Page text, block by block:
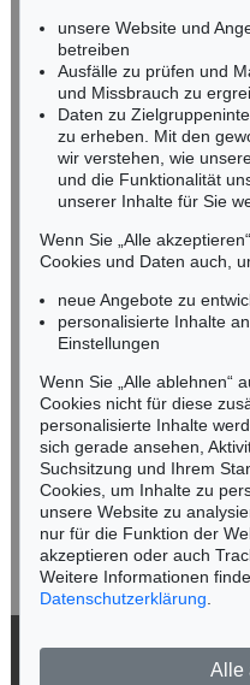
Miriam
Tel.: +49 (0)62
Fax: +49 (0)62
Nico
Mobil: +49
Keine Auktion
Wir
Jetzt zum
unsere Website und
betreiben
Ausfälle zu prüfen und
und Missbrauch zu
Daten zu
zu erheben. Mit den
wir verstehen, wie
und die Funktionalität
unserer Inhalte für Sie
Wenn Sie „Alle
Cookies und Daten auch,
neue Angebote zu
personalisierte Inhalte
Einstellungen
Wenn Sie „Alle ablehnen“
Cookies nicht für diese
personalisierte Inhalte
sich gerade ansehen,
Suchsitzung und Ihrem
Cookies, um Inhalte zu
unsere Website zu
nur für die Funktion der
akzeptieren oder auch
Weitere Informationen
Datenschutzerklärung
Alle